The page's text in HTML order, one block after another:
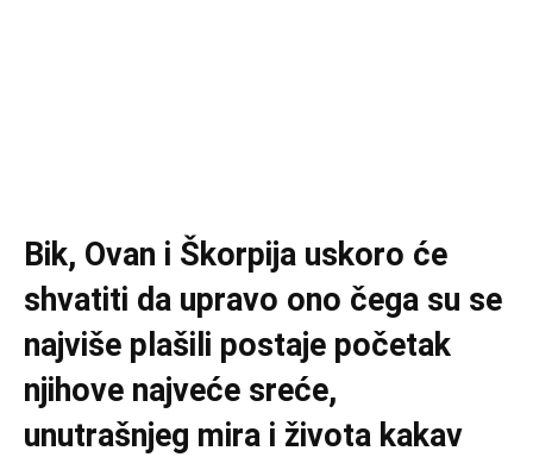
Bik, Ovan i Škorpija uskoro će
shvatiti da upravo ono čega su se
najviše plašili postaje početak
njihove najveće sreće,
unutrašnjeg mira i života kakav